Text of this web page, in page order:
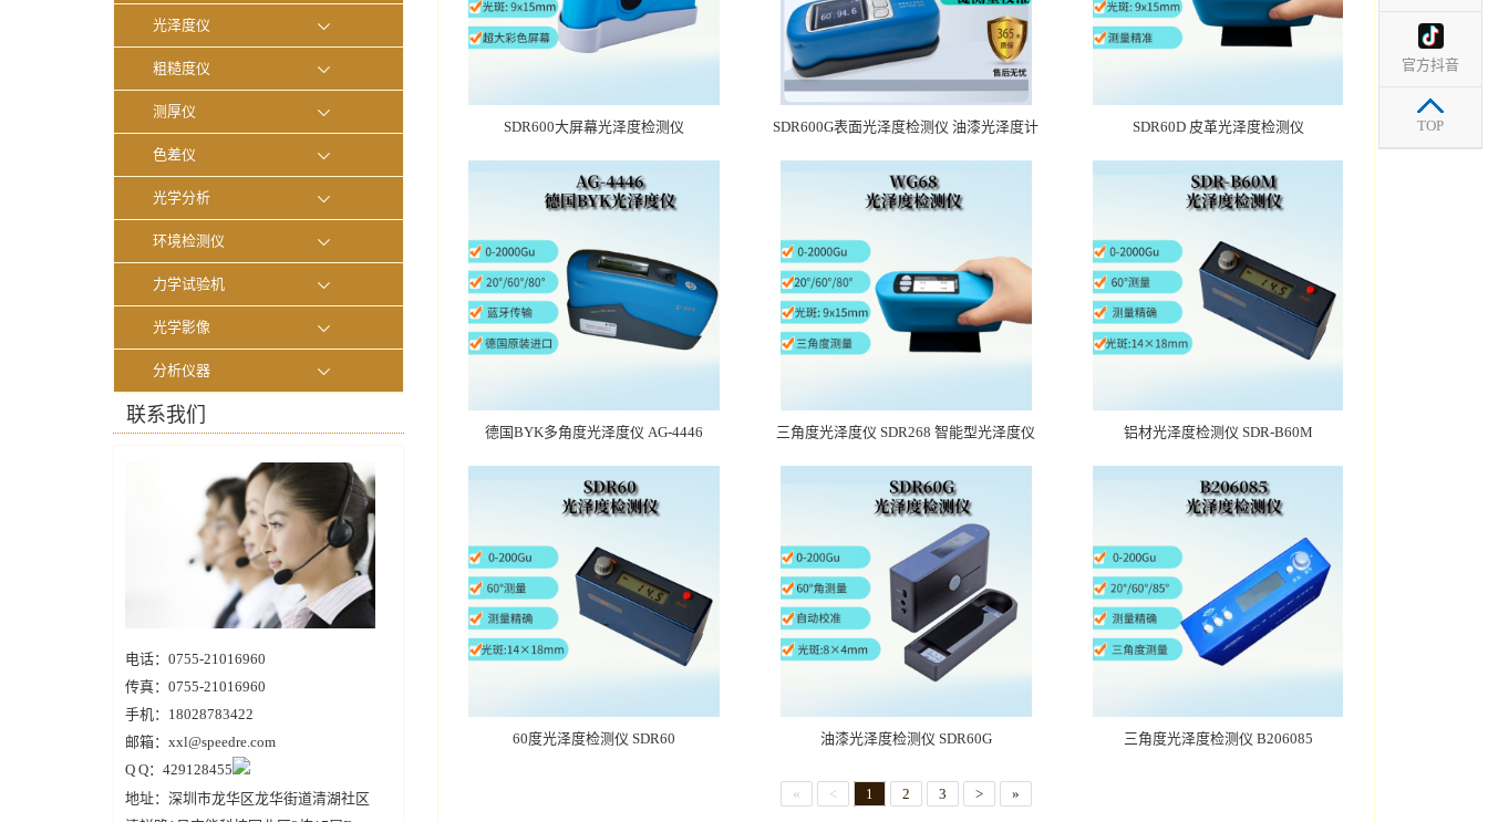
光泽度仪
粗糙度仪
测厚仪
色差仪
光学分析
环境检测仪
力学试验机
光学影像
分析仪器
联系我们
电话：0755-21016960
传真：0755-21016960
手机：18028783422
邮箱：xxl@speedre.com
Q Q：429128455
地址：深圳市龙华区龙华街道清湖社区
SDR600大屏幕光泽度检测仪 SDR600G表面光泽度检测仪 油漆光泽度计 SDR60D 皮革光泽度检测仪
德国BYK多角度光泽度仪 AG-4446 三角度光泽度仪 SDR268 智能型光泽度仪 铝材光泽度检测仪 SDR-B60M
60度光泽度检测仪 SDR60 油漆光泽度检测仪 SDR60G 三角度光泽度检测仪 B206085
« < 1 2 3 > »
官方抖音
TOP